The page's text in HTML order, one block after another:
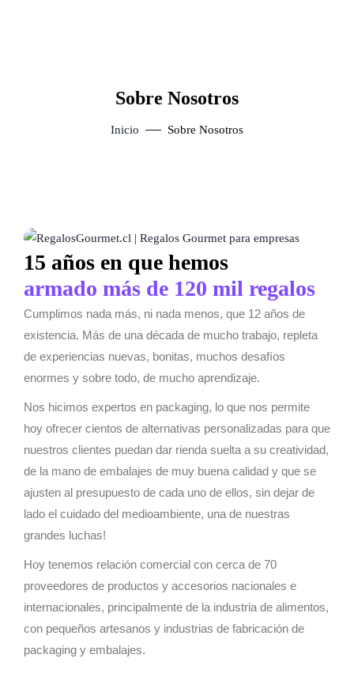
Sobre Nosotros
Inicio Sobre Nosotros
15 años en que hemos
armado más de 120 mil regalos
Cumplimos nada más, ni nada menos, que 12 años de
existencia. Más de una década de mucho trabajo, repleta
de experiencias nuevas, bonitas, muchos desafíos
enormes y sobre todo, de mucho aprendizaje.
Nos hicimos expertos en packaging, lo que nos permite
hoy ofrecer cientos de alternativas personalizadas para que
nuestros clientes puedan dar rienda suelta a su creatividad,
de la mano de embalajes de muy buena calidad y que se
ajusten al presupuesto de cada uno de ellos, sin dejar de
lado el cuidado del medioambiente, una de nuestras
grandes luchas!
Hoy tenemos relación comercial con cerca de 70
proveedores de productos y accesorios nacionales e
internacionales, principalmente de la industria de alimentos,
con pequeños artesanos y industrias de fabricación de
packaging y embalajes.